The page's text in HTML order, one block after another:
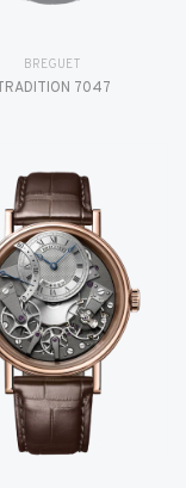
BREGUET
TRADITION 7047